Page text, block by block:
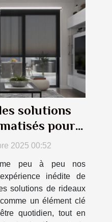
solutions
pour
2025 00:52
peu à peu nos
inédite de
solutions de rideaux
un élément clé
quotidien, tout en